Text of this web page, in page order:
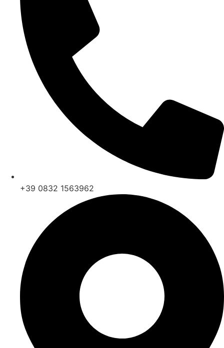
+39 0832 1563962